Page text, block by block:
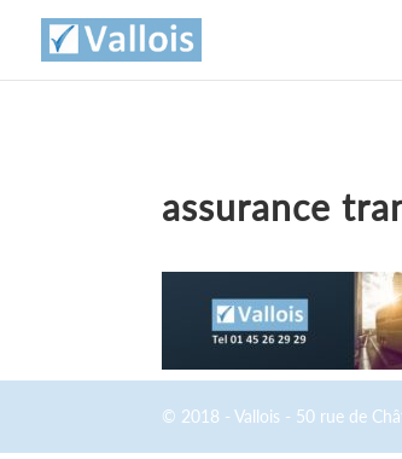
assurance
© 2018 - Vallois - 50 rue de